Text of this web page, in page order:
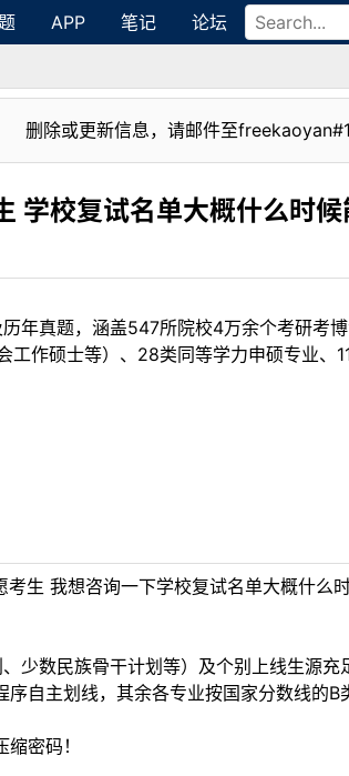
APP 笔记 论坛
删除或更新信息，请邮件至
学校复试名单大概什么时
年真题，涵盖547所院校4万余个考研考
作硕士等）、28类同等学力申硕专业、
生 我想咨询一下学校复试名单大概什
少数民族骨干计划等）及个别上线生源
自主划线，其余各专业按国家分数线的
密码！